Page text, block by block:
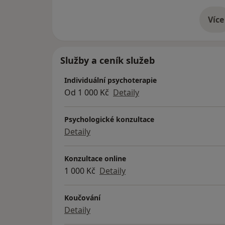
Více
o
Služby a ceník služeb
Individuální psychoterapie
Od 1 000 Kč Detaily
Psychologické konzultace
Detaily
Konzultace online
1 000 Kč Detaily
Koučování
Detaily